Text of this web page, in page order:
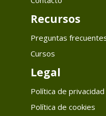
Recursos
Preguntas
Cursos
Legal
Política de privacidad
Política de cookies